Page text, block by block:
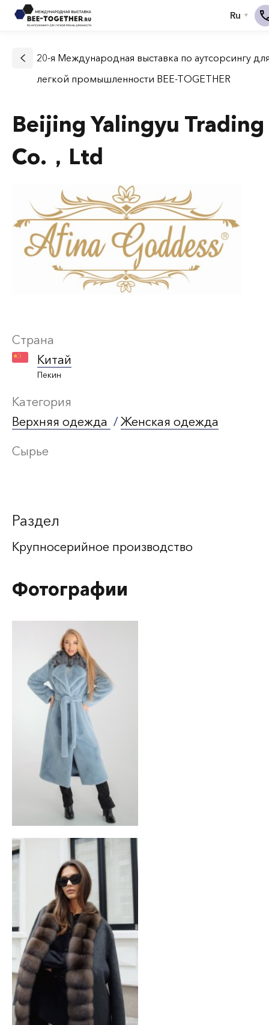
20-я Международная выставка по аутсорсингу
легкой промышленности BEE-TOGETHER
Beijing Yalingyu Trading
Co.，Ltd
Страна
Китай
Пекин
Категория
Верхняя одежда / Женская одежда
Сырье
Раздел
Крупносерийное производство
Фотографии